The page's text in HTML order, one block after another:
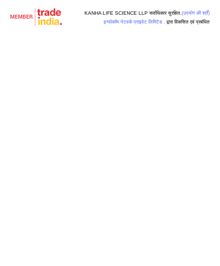
KANHA LIFE SCIENCE LLP सर्वाधिकार सुरक्षित. (उपयोग की शर्तें)
इन्फोकॉम नेटवर्क प्राइवेट लिमिटेड .
द्वारा विकसित एवं प्रबंधित